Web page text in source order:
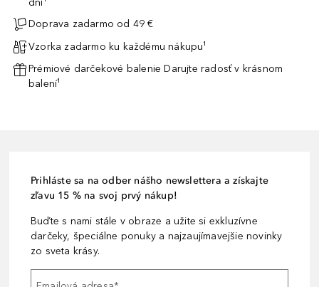
dni¹
Doprava zadarmo od 49 €
Vzorka zadarmo ku každému nákupu¹
Prémiové darčekové balenie Darujte radosť v krásnom
balení¹
Prihláste sa na odber nášho newslettera a získajte
zľavu 15 % na svoj prvý nákup!
Buďte s nami stále v obraze a užite si exkluzívne
darčeky, špeciálne ponuky a najzaujímavejšie novinky
zo sveta krásy.